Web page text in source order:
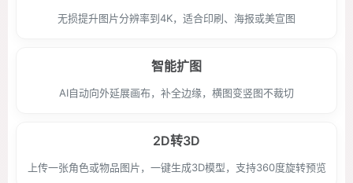
无损提升图片分辨率到4K，适合印刷、海报或美宣图
智能扩图
AI自动向外延展画布，补全边缘，横图变竖图不裁切
2D转3D
上传一张角色或物品图片，一键生成3D模型，支持360度旋转预览